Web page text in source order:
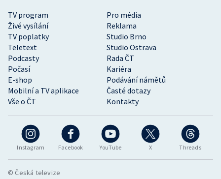
Instagram Facebook YouTube X Threads
TV program
Pro média
Živé vysílání
Reklama
TV poplatky
Studio Brno
Teletext
Studio Ostrava
Podcasty
Rada ČT
Počasí
Kariéra
E-shop
Podávání námětů
Mobilní a TV aplikace
Časté dotazy
Vše o ČT
Kontakty
© Česká televize